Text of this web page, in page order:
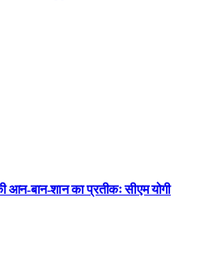
आन-बान-शान का प्रतीकः सीएम योगी